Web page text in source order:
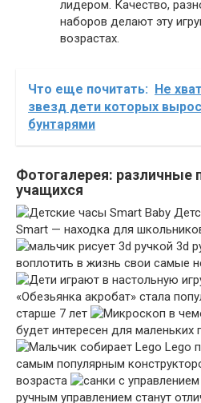
лидером. Качество,
наборов делают эту
возрастах.
Что еще почитать: Не
звезд дети которых
бунтарями
Фотогалерея: различные
учащихся
Smart — находка для
3d
воплотить в жизнь свои самые
«Обезьянка акробат» стала
старше 7 лет
будет интересен для маленьких
Lego
самым популярным
возраста
ручным управлением станут